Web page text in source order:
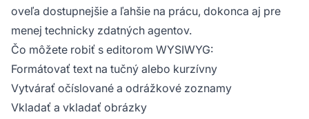
oveľa dostupnejšie a ľahšie na prácu, dokonca aj pre
menej technicky zdatných agentov.
Čo môžete robiť s editorom WYSIWYG:
Formátovať text na tučný alebo kurzívny
Vytvárať očíslované a odrážkové zoznamy
Vkladať a vkladať obrázky